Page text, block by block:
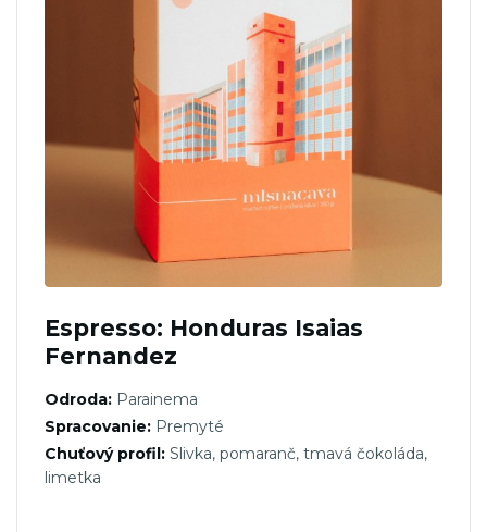
Espresso: Honduras Isaias
Fernandez
Odroda: Parainema
Spracovanie: Premyté
Chuťový profil: Slivka, pomaranč, tmavá čokoláda,
limetka